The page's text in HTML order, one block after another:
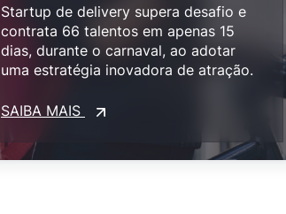
Startup de delivery supera desafio e
contrata 66 talentos em apenas 15
dias, durante o carnaval, ao adotar
uma estratégia inovadora de atração.
SAIBA MAIS